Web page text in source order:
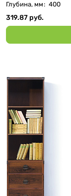
Глубина, мм: 400
319.87 руб.